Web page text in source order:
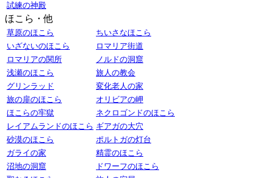
試練の神殿
ほこら・他
草原のほこら
ちいさなほこら
いざないのほこら
ロマリア街道
ロマリアの関所
ノルドの洞窟
浅瀬のほこら
旅人の教会
グリンラッド
変化老人の家
旅の扉のほこら
オリビアの岬
ほこらの牢獄
ネクロゴンドのほこら
レイアムランドのほこら ギアガの大穴
砂漠のほこら
ポルトガの灯台
ガライの家
精霊のほこら
沼地の洞窟
ドワーフのほこら